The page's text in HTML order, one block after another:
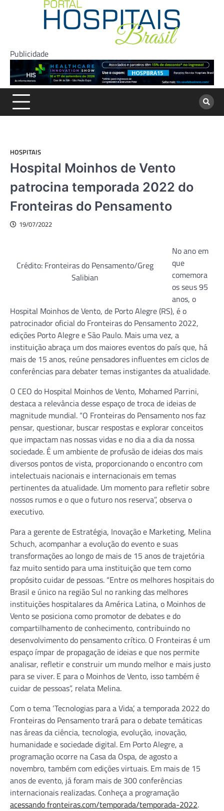
Publicidade
HOSPITAIS
Hospital Moinhos de Vento
patrocina temporada 2022 do
Fronteiras do Pensamento
19/07/2022
Crédito: Fronteiras do Pensamento/Greg
Salibian
No ano em
que
comemora
os seus 95
anos, o
Hospital Moinhos de Vento, de Porto Alegre (RS), é o
patrocinador oficial do Fronteiras do Pensamento 2022,
edições Porto Alegre e São Paulo. Mais uma vez, a
instituição abraça um dos maiores eventos do país que, há
mais de 15 anos, reúne pensadores influentes em ciclos de
conferências para debater temas instigantes da atualidade.
O CEO do Hospital Moinhos de Vento, Mohamed Parrini,
destaca a relevância desse espaço de troca de ideias de
magnitude mundial. “O Fronteiras do Pensamento nos faz
pensar, questionar, buscar respostas e explorar conceitos
que impactam nas nossas vidas e no dia a dia da nossa
sociedade. É um ambiente de profusão de ideias dos mais
diversos pontos de vista, proporcionando o encontro com
intelectuais nacionais e internacionais em temas
pertinentes da atualidade. Um momento para refletir sobre
nossos rumos e o que o futuro nos reserva”, observa o
executivo.
Para a gerente de Estratégia, Inovação e Marketing, Melina
Schuch, acompanhar a evolução do evento e suas
transformações ao longo de mais de 15 anos de trajetória
faz muito sentido para uma instituição que tem como
propósito cuidar de pessoas. “Entre os melhores hospitais do
Brasil e único na região Sul no ranking das melhores
instituições hospitalares da América Latina, o Moinhos de
Vento se posiciona como promotor de debates e do
compartilhamento de conhecimento, contribuindo no
desenvolvimento do pensamento crítico. O Fronteiras é um
espaço ímpar de propagação de ideias e que nos permite
analisar, refletir e construir um mundo melhor e mais justo
para se viver. E para o Moinhos de Vento, isso também é
cuidar de pessoas”, relata Melina.
Com o tema ‘Tecnologias para a Vida’, a temporada 2022 do
Fronteiras do Pensamento trará para o debate temáticas
nas áreas da ciência, tecnologia, evolução, inovação,
humanidade e sociedade digital. Em Porto Alegre, a
programação ocorre na Casa da Ospa, de agosto a
novembro, também com edições virtuais. Em mais de 15
anos de evento, já foram mais de 300 conferências
internacionais realizadas. Conheça a programação
acessando fronteiras.com/temporada/temporada-2022.